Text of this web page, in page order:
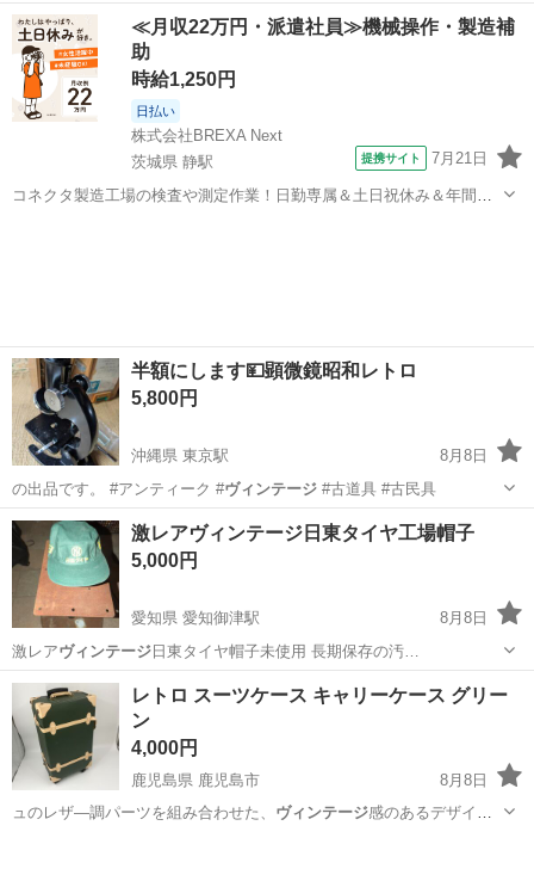
雑貨 #アンテ…
東京 世田谷区 上町駅 食器
≪月収22万円・派遣社員≫機械操作・製造補
助
時給1,250円
日払い
株式会社BREXA Next
茨城県 静駅
提携サイト 7月21日
コネクタ製造工場の検査や測定作業！日勤専属＆土日祝休み＆年間休
半額にします💴顕微鏡昭和レトロ
5,800円
沖縄県 東京駅
8月8日
の出品です。 #アンティーク #ヴィンテージ#古道具 #古民具
沖縄 宜野湾市 東京駅 倍率
激レアヴィンテージ日東タイヤ工場帽子
5,000円
愛知県 愛知御津駅
8月8日
激レアヴィンテージ日東タイヤ帽子未使用 長期保存の汚…
愛知 豊川市 愛知御津駅 日東
レトロ スーツケース キャリーケース グリー
ン
4,000円
鹿児島県 鹿児島市
8月8日
ュのレザ―調パーツを組み合わせた、 ヴィンテージ感のあるデザイン